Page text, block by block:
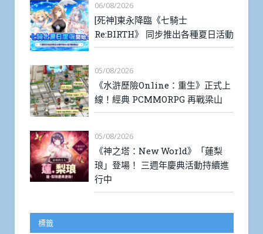
06/08/2026
[死神]東永降臨《七騎士
Re:BIRTH》 同步推出各種夏日活動
05/08/2026
《水滸歷險Online：重生》正式上
線！經典 PCMMORPG 再戰梁山
05/08/2026
《神之塔：New World》「蓮梨
琅」登場！ 三週年慶典活動持續進
行中
標籤